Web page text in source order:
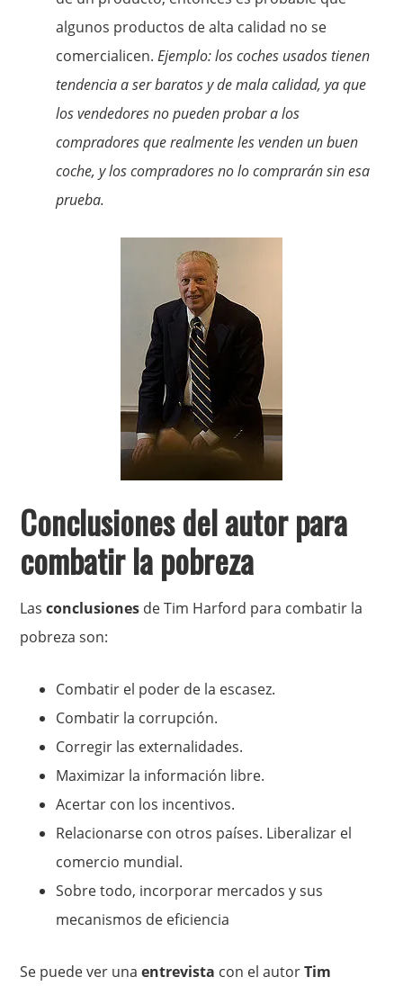
algunos productos de alta calidad no se
comercialicen.Ejemplo: los coches usados tienen
tendencia a ser baratos y de mala calidad, ya que
los vendedores no pueden probar a los
compradores que realmente les venden un buen
coche, y los compradores no lo comprarán sin esa
prueba.
Conclusiones del autor para
combatir la pobreza
Lasconclusiones de Tim Harford para combatir la
pobreza son:
Combatir el poder de la escasez.
Combatir la corrupción.
Corregir las externalidades.
Maximizar la información libre.
Acertar con los incentivos.
Relacionarse con otros países. Liberalizar el
comercio mundial.
Sobre todo, incorporar mercados y sus
mecanismos de eficiencia
Se puede ver unaentrevista con el autorTim